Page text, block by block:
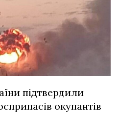
підтвердили
окупантів